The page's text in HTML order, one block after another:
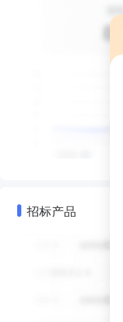
招标产品